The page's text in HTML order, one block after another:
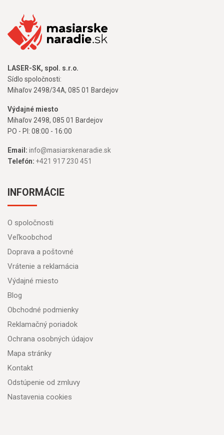
LASER-SK, spol. s.r.o.
Sídlo spoločnosti:
Mihaľov 2498/34A, 085 01 Bardejov
Výdajné miesto
Mihaľov 2498, 085 01 Bardejov
PO - PI: 08:00 - 16:00
Email: info@masiarskenaradie.sk
Telefón: +421 917 230 451
INFORMÁCIE
O spoločnosti
Veľkoobchod
Doprava a poštovné
Vrátenie a reklamácia
Výdajné miesto
Blog
Obchodné podmienky
Reklamačný poriadok
Ochrana osobných údajov
Mapa stránky
Kontakt
Odstúpenie od zmluvy
Nastavenia cookies